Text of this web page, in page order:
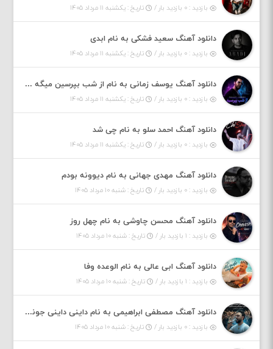
بازدید : ۰ بازدید بار / تاریخ : یکشنبه ۱۱ مرداد ۱۴۰۵
دانلود آهنگ سعید فشکی به نام ابدی
بازدید : ۰ بازدید بار / تاریخ : یکشنبه ۱۱ مرداد ۱۴۰۵
دانلود آهنگ یوسف زمانی به نام از شب بپرسین میگه چه روزگاری دارم
بازدید : ۰ بازدید بار / تاریخ : یکشنبه ۱۱ مرداد ۱۴۰۵
دانلود آهنگ احمد سلو به نام چی شد
بازدید : ۰ بازدید بار / تاریخ : یکشنبه ۱۱ مرداد ۱۴۰۵
دانلود آهنگ مهدی جهانی به نام دیوونه بودم
بازدید : ۰ بازدید بار / تاریخ : شنبه ۱۰ مرداد ۱۴۰۵
دانلود آهنگ محسن چاوشی به نام چهل روز
بازدید : ۱ بازدید بار / تاریخ : شنبه ۱۰ مرداد ۱۴۰۵
دانلود آهنگ ابی عالی به نام الوعده وفا
بازدید : ۱ بازدید بار / تاریخ : شنبه ۱۰ مرداد ۱۴۰۵
دانلود آهنگ مصطفی ابراهیمی به نام داینی داینی جونم قربون پنج تیر پرونم
بازدید : ۰ بازدید بار / تاریخ : شنبه ۱۰ مرداد ۱۴۰۵